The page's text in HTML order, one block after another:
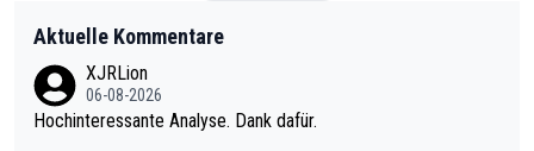
Aktuelle Kommentare
XJRLion
06-08-2026
Hochinteressante Analyse. Dank dafür.